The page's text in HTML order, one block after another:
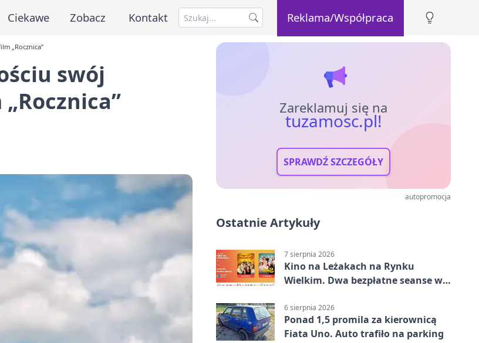
Ciekawe Zobacz Kontakt Reklama/Współpraca
„Rocznica”
swój
Zareklamuj się na
tuzamosc.pl!
SPRAWDŹ SZCZEGÓŁY
autopromocja
Ostatnie Artykuły
7 sierpnia 2026
Kino na Leżakach na Rynku
Wielkim. Dwa bezpłatne seanse w
6 sierpnia 2026
Ponad 1,5 promila za kierownicą
Fiata Uno. Auto trafiło na parking